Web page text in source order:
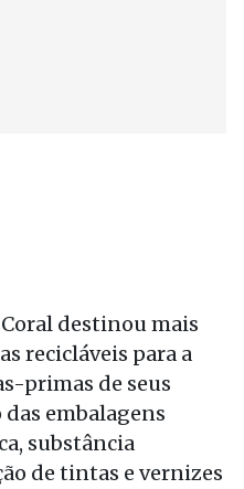
destinou mais
recicláveis para a
primas de seus
embalagens
substância
de tintas e vernizes